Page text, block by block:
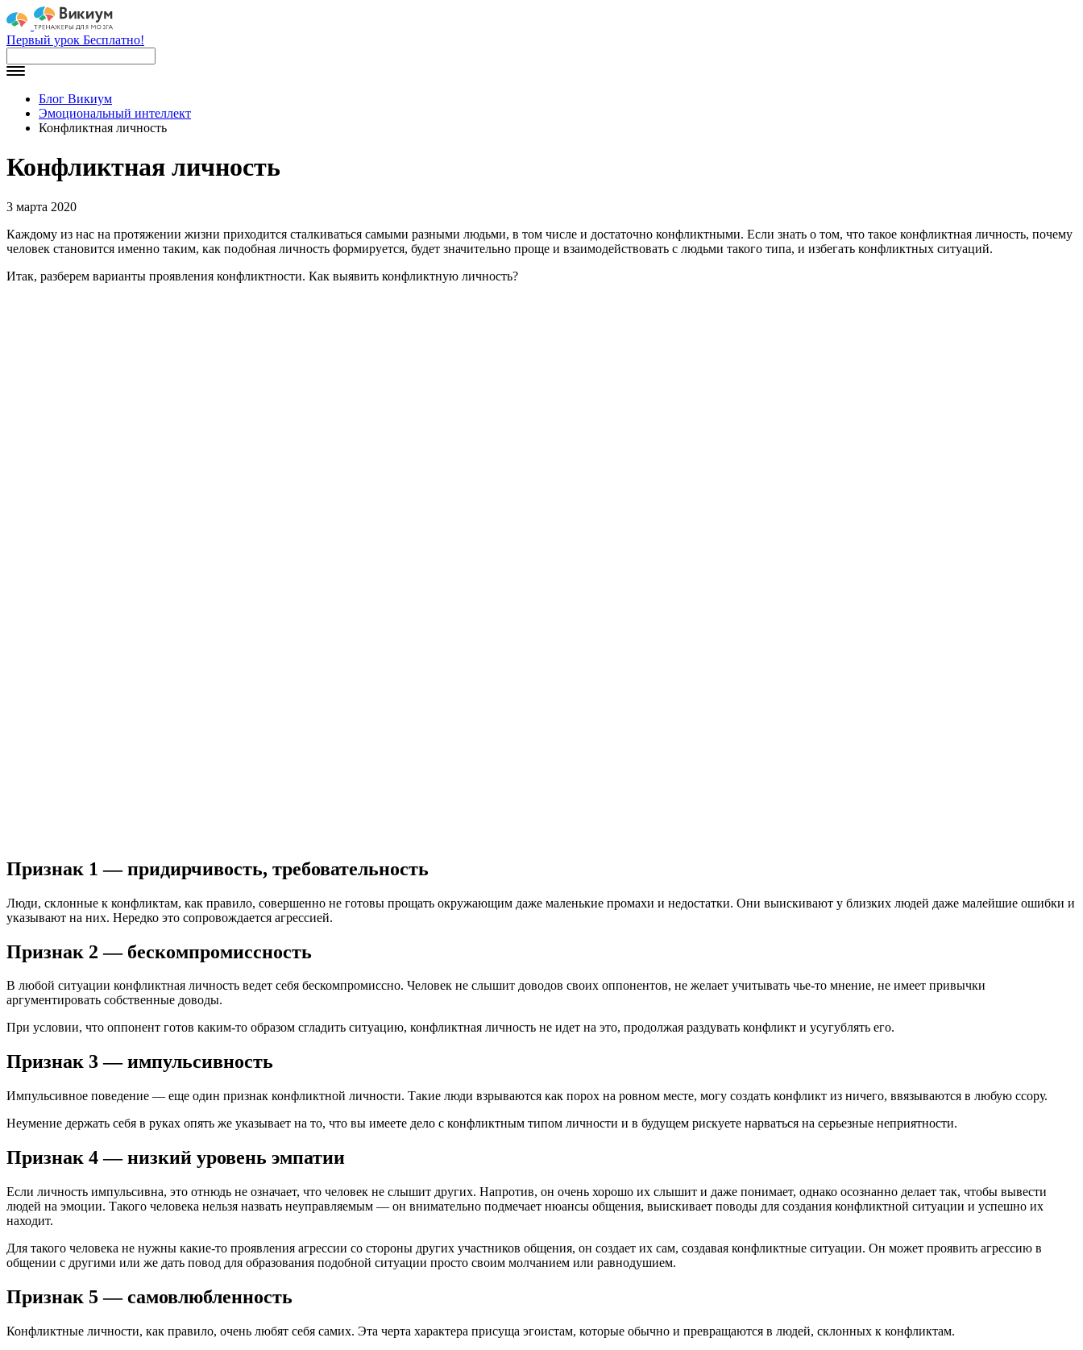
Первый урок Бесплатно!
Блог Викиум
Эмоциональный интеллект
Конфликтная личность
Конфликтная личность
3 марта 2020
Каждому из нас на протяжении жизни приходится сталкиваться самыми разными людьми, в том числе и достаточно конфликтными. Если знать о том, что такое конфликтная личность, почему
человек становится именно таким, как подобная личность формируется, будет значительно проще и взаимодействовать с людьми такого типа, и избегать конфликтных ситуаций.
Итак, разберем варианты проявления конфликтности. Как выявить конфликтную личность?
Признак 1 — придирчивость, требовательность
Люди, склонные к конфликтам, как правило, совершенно не готовы прощать окружающим даже маленькие промахи и недостатки. Они выискивают у близких людей даже малейшие ошибки и
указывают на них. Нередко это сопровождается агрессией.
Признак 2 — бескомпромиссность
В любой ситуации конфликтная личность ведет себя бескомпромиссно. Человек не слышит доводов своих оппонентов, не желает учитывать чье-то мнение, не имеет привычки
аргументировать собственные доводы.
При условии, что оппонент готов каким-то образом сгладить ситуацию, конфликтная личность не идет на это, продолжая раздувать конфликт и усугублять его.
Признак 3 — импульсивность
Импульсивное поведение — еще один признак конфликтной личности. Такие люди взрываются как порох на ровном месте, могу создать конфликт из ничего, ввязываются в любую ссору.
Неумение держать себя в руках опять же указывает на то, что вы имеете дело с конфликтным типом личности и в будущем рискуете нарваться на серьезные неприятности.
Признак 4 — низкий уровень эмпатии
Если личность импульсивна, это отнюдь не означает, что человек не слышит других. Напротив, он очень хорошо их слышит и даже понимает, однако осознанно делает так, чтобы вывести
людей на эмоции. Такого человека нельзя назвать неуправляемым — он внимательно подмечает нюансы общения, выискивает поводы для создания конфликтной ситуации и успешно их
находит.
Для такого человека не нужны какие-то проявления агрессии со стороны других участников общения, он создает их сам, создавая конфликтные ситуации. Он может проявить агрессию в
общении с другими или же дать повод для образования подобной ситуации просто своим молчанием или равнодушием.
Признак 5 — самовлюбленность
Конфликтные личности, как правило, очень любят себя самих. Эта черта характера присуща эгоистам, которые обычно и превращаются в людей, склонных к конфликтам.